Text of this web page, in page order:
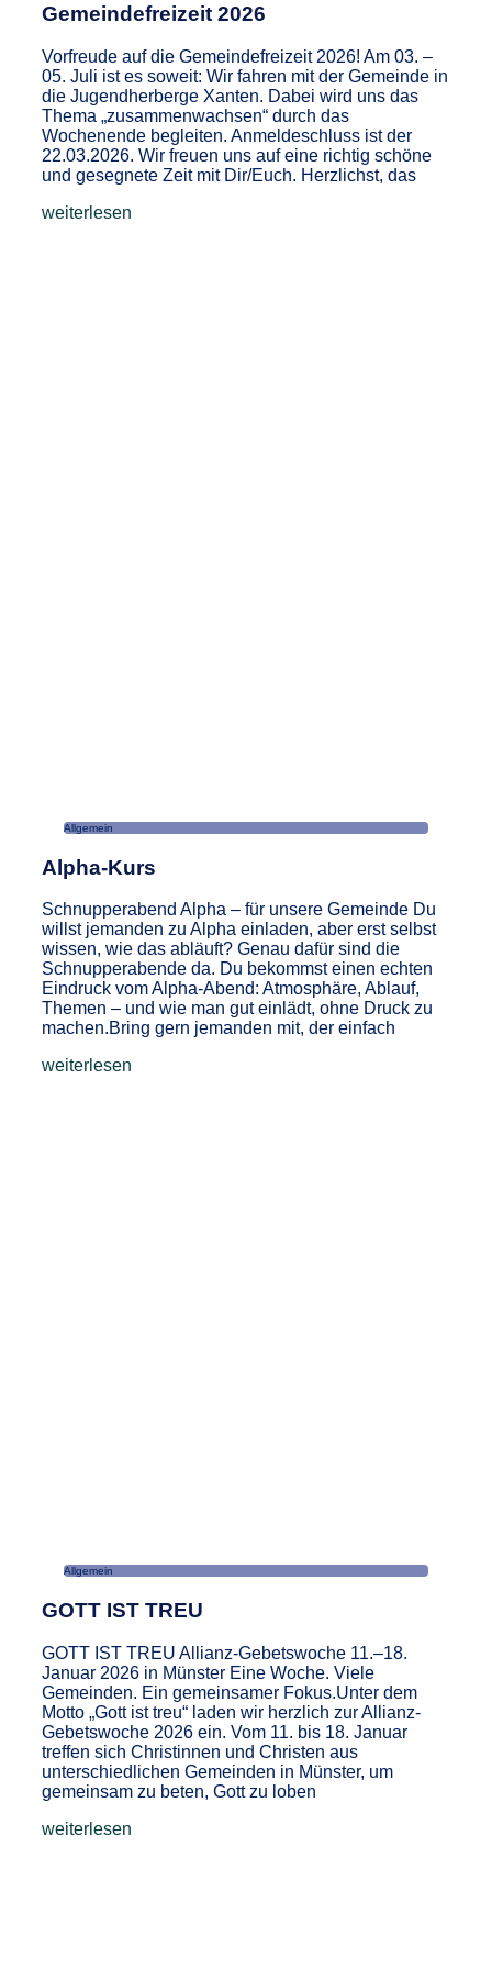
Gemeindefreizeit 2026
Vorfreude auf die Gemeindefreizeit 2026! Am 03. –
05. Juli ist es soweit: Wir fahren mit der Gemeinde in
die Jugendherberge Xanten. Dabei wird uns das
Thema „zusammenwachsen“ durch das
Wochenende begleiten. Anmeldeschluss ist der
22.03.2026. Wir freuen uns auf eine richtig schöne
und gesegnete Zeit mit Dir/Euch. Herzlichst, das
weiterlesen
Allgemein
Alpha-Kurs
Schnupperabend Alpha – für unsere Gemeinde Du
willst jemanden zu Alpha einladen, aber erst selbst
wissen, wie das abläuft? Genau dafür sind die
Schnupperabende da. Du bekommst einen echten
Eindruck vom Alpha-Abend: Atmosphäre, Ablauf,
Themen – und wie man gut einlädt, ohne Druck zu
machen.Bring gern jemanden mit, der einfach
weiterlesen
Allgemein
GOTT IST TREU
GOTT IST TREU Allianz-Gebetswoche 11.–18.
Januar 2026 in Münster Eine Woche. Viele
Gemeinden. Ein gemeinsamer Fokus.Unter dem
Motto „Gott ist treu“ laden wir herzlich zur Allianz-
Gebetswoche 2026 ein. Vom 11. bis 18. Januar
treffen sich Christinnen und Christen aus
unterschiedlichen Gemeinden in Münster, um
gemeinsam zu beten, Gott zu loben
weiterlesen